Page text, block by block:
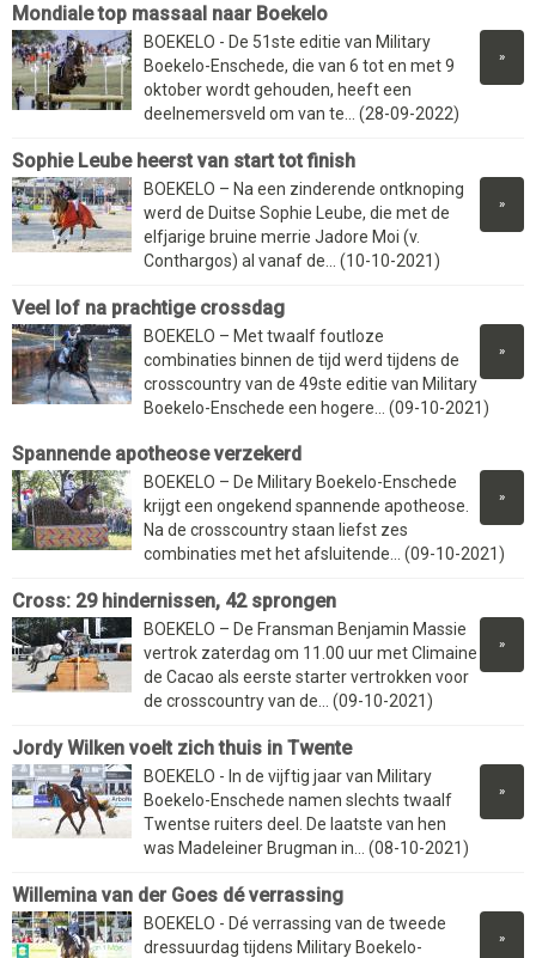
Mondiale top massaal naar Boekelo
»
BOEKELO - De 51ste editie van Military
Boekelo-Enschede, die van 6 tot en met 9
oktober wordt gehouden, heeft een
deelnemersveld om van te... (28-09-2022)
Sophie Leube heerst van start tot finish
»
BOEKELO – Na een zinderende ontknoping
werd de Duitse Sophie Leube, die met de
elfjarige bruine merrie Jadore Moi (v.
Conthargos) al vanaf de... (10-10-2021)
Veel lof na prachtige crossdag
»
BOEKELO – Met twaalf foutloze
combinaties binnen de tijd werd tijdens de
crosscountry van de 49ste editie van Military
Boekelo-Enschede een hogere... (09-10-2021)
Spannende apotheose verzekerd
»
BOEKELO – De Military Boekelo-Enschede
krijgt een ongekend spannende apotheose.
Na de crosscountry staan liefst zes
combinaties met het afsluitende... (09-10-2021)
Cross: 29 hindernissen, 42 sprongen
»
BOEKELO – De Fransman Benjamin Massie
vertrok zaterdag om 11.00 uur met Climaine
de Cacao als eerste starter vertrokken voor
de crosscountry van de... (09-10-2021)
Jordy Wilken voelt zich thuis in Twente
»
BOEKELO - In de vijftig jaar van Military
Boekelo-Enschede namen slechts twaalf
Twentse ruiters deel. De laatste van hen
was Madeleiner Brugman in... (08-10-2021)
Willemina van der Goes dé verrassing
»
BOEKELO - Dé verrassing van de tweede
dressuurdag tijdens Military Boekelo-